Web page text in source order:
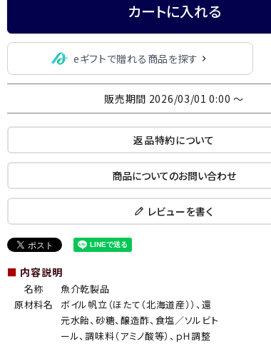
カートに入れる
eギフトで贈れる商品を探す
販売期間 2026/03/01 0:00 〜
返品特約について
商品についてのお問い合わせ
レビューを書く
■ 内容説明
名称
魚介乾製品
原材料名
ボイル帆立（ほたて（北海道産））、還
元水飴、砂糖、醸造酢、食塩／ソルビト
ール、調味料（アミノ酸等）、ｐＨ調整